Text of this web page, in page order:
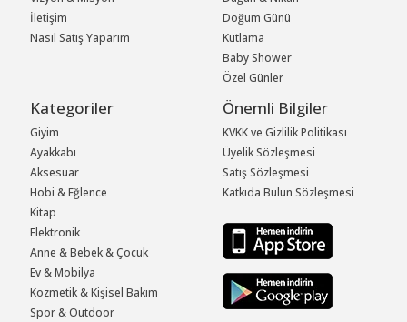
İletişim
Nasıl Satış Yaparım
Doğum Günü
Kutlama
Baby Shower
Özel Günler
Kategoriler
Giyim
Ayakkabı
Aksesuar
Hobi & Eğlence
Kitap
Elektronik
Anne & Bebek & Çocuk
Ev & Mobilya
Kozmetik & Kişisel Bakım
Spor & Outdoor
Önemli Bilgiler
KVKK ve Gizlilik Politikası
Üyelik Sözleşmesi
Satış Sözleşmesi
Katkıda Bulun Sözleşmesi